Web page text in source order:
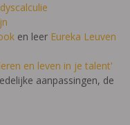
en leer Eureka Leuven
en leven in je talent'
aanpassingen, de